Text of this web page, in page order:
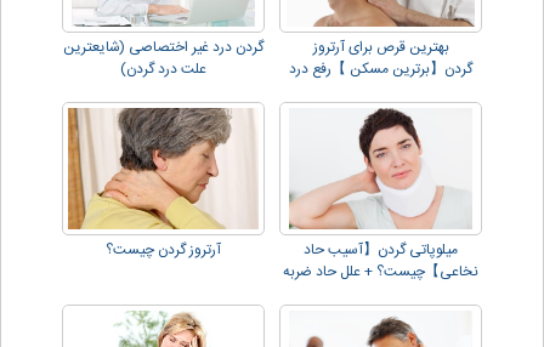
بهترین قرص برای آرتروز
گردن【برترین مسکن 】رفع درد
گردن درد غیر اختصاصی (شایعترین
علت درد گردن)
میلوپاتی گردن【آسیب حاد
نخاعی】چیست؟ + علل حاد ضربه
آرتروز گردن چیست؟